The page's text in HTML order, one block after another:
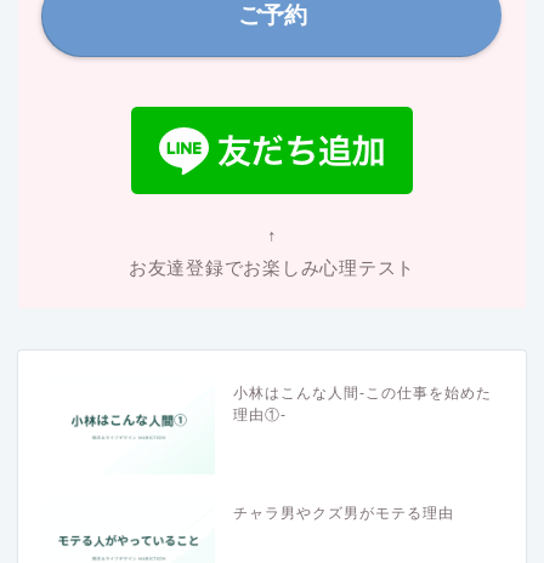
ご予約
↑
お友達登録でお楽しみ心理テスト
小林はこんな人間-この仕事を始めた
理由①-
チャラ男やクズ男がモテる理由